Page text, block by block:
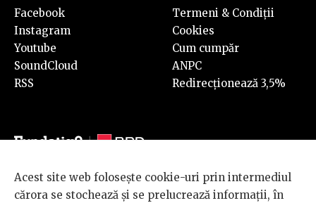
Facebook
Instagram
Youtube
SoundCloud
RSS
Termeni & Condiții
Cookies
Cum cumpăr
ANPC
Redirecționează 3,5%
© 2026 BRD Groupe Société Générale, toate drepturile rezervate.
Acest site web folosește cookie-uri prin intermediul
cărora se stochează și se prelucrează informații, în